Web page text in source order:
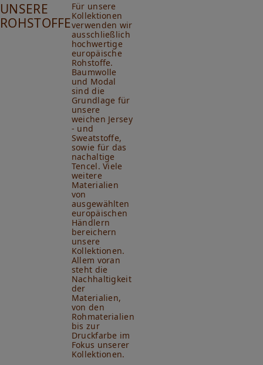
UNSERE
ROHSTOFFE
Für unsere
Kollektionen
verwenden wir
ausschließlich
hochwertige
europäische
Rohstoffe.
Baumwolle
und Modal
sind die
Grundlage für
unsere
weichen Jersey
- und
Sweatstoffe,
sowie für das
nachaltige
Tencel. Viele
weitere
Materialien
von
ausgewählten
europäischen
Händlern
bereichern
unsere
Kollektionen.
Allem voran
steht die
Nachhaltigkeit
der
Materialien,
von den
Rohmaterialien
bis zur
Druckfarbe im
Fokus unserer
Kollektionen.